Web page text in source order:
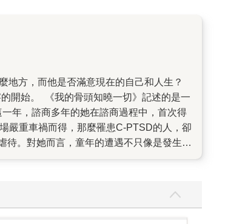
開始。 《我的骨頭知曉一切》記述的是一
年，諮商多年的她在諮商過程中，首次得
嚴重車禍而得，那麼罹患C-PTSD的人，卻
。對她而言，童年的遭遇不只像是發生了
以總是在派對上滔滔不絕地講自己的事，
尋求解答，史蒂芬妮踏上了看似永無盡頭
出生以前就記載在她身體的每個細胞之中